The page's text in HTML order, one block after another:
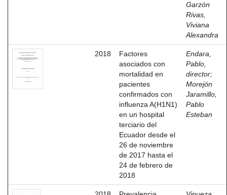
Garzón
Rivas,
Viviana
Alexandra
2018
Factores
asociados con
mortalidad en
pacientes
confirmados con
influenza A(H1N1)
en un hospital
terciario del
Ecuador desde el
26 de noviembre
de 2017 hasta el
24 de febrero de
2018
Endara,
Pablo,
director;
Morejón
Jaramillo,
Pablo
Esteban